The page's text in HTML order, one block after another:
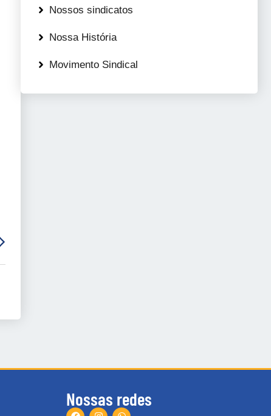
Nossos sindicatos
Nossa História
Movimento Sindical
Nossas redes